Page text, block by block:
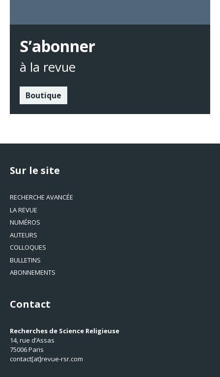
S’abonner
à la revue
Boutique
Sur le site
RECHERCHE AVANCÉE
LA REVUE
NUMÉROS
AUTEURS
COLLOQUES
BULLETINS
ABONNEMENTS
Contact
Recherches de Science Religieuse
14, rue d’Assas
75006 Paris
contact[at]revue-rsr.com